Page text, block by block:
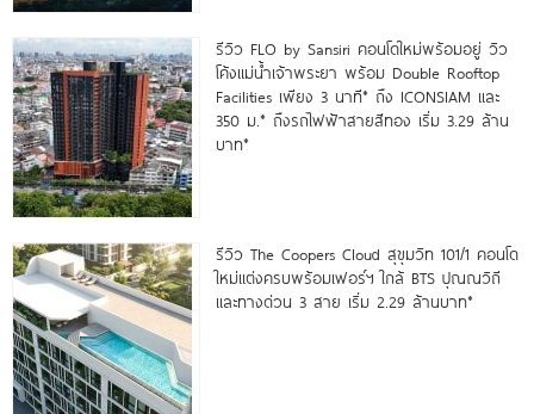
รีวิว FLO by Sansiri คอนโดใหม่พร้อมอยู่ วิว
โค้งแม่น้ำเจ้าพระยา พร้อม Double Rooftop
Facilities เพียง 3 นาที* ถึง ICONSIAM และ
350 ม.* ถึงรถไฟฟ้าสายสีทอง เริ่ม 3.29 ล้าน
บาท*
รีวิว The Coopers Cloud สุขุมวิท 101/1 คอนโด
ใหม่แต่งครบพร้อมเฟอร์ฯ ใกล้ BTS ปุณณวิถี
และทางด่วน 3 สาย เริ่ม 2.29 ล้านบาท*